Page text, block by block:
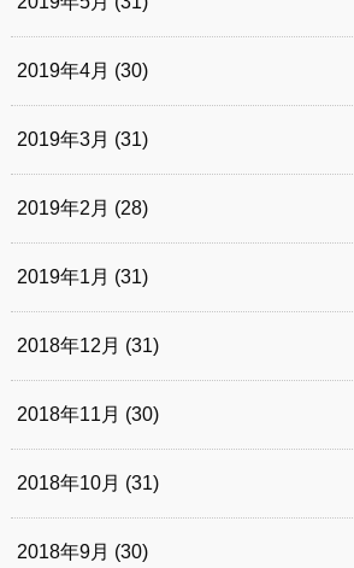
2019年4月 (30)
2019年3月 (31)
2019年2月 (28)
2019年1月 (31)
2018年12月 (31)
2018年11月 (30)
2018年10月 (31)
2018年9月 (30)